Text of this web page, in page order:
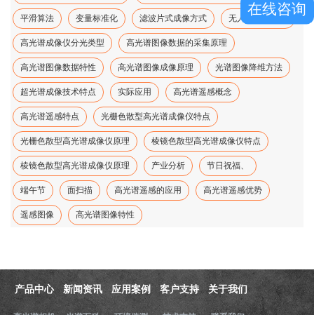
平滑算法 变量标准化 滤波片式成像方式 无人机高光谱、
高光谱成像仪分光类型 高光谱图像数据的采集原理
高光谱图像数据特性 高光谱图像成像原理 光谱图像降维方法
超光谱成像技术特点 实际应用 高光谱遥感概念
高光谱遥感特点 光栅色散型高光谱成像仪特点
光栅色散型高光谱成像仪原理 棱镜色散型高光谱成像仪特点
棱镜色散型高光谱成像仪原理 产业分析 节日祝福、
端午节 面扫描 高光谱遥感的应用 高光谱遥感优势
遥感图像 高光谱图像特性
产品中心 新闻资讯 应用案例 客户支持 关于我们
在线咨询